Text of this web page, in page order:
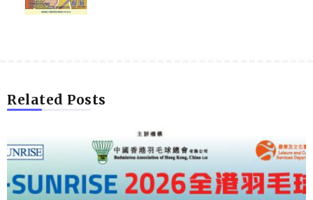
Related Posts